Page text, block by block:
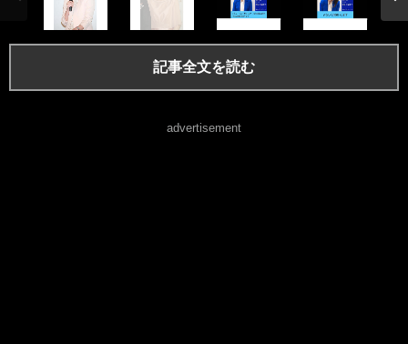
記事全文を読む
advertisement